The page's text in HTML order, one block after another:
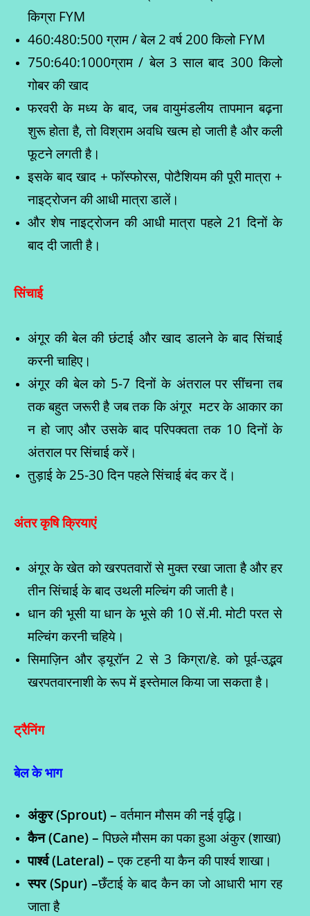
किग्रा FYM
460:480:500 ग्राम / बेल 2 वर्ष 200 किलो FYM
750:640:1000ग्राम / बेल 3 साल बाद 300 किलो
गोबर की खाद
फरवरी के मध्य के बाद, जब वायुमंडलीय तापमान बढ़ना
शुरू होता है, तो विश्राम अवधि खत्म हो जाती है और कली
फूटने लगती है।
इसके बाद खाद + फॉस्फोरस, पोटैशियम की पूरी मात्रा +
नाइट्रोजन की आधी मात्रा डालें।
और शेष नाइट्रोजन की आधी मात्रा पहले 21 दिनों के
बाद दी जाती है।
सिंचाई
अंगूर की बेल की छंटाई और खाद डालने के बाद सिंचाई
करनी चाहिए।
अंगूर की बेल को 5-7 दिनों के अंतराल पर सींचना तब
तक बहुत जरूरी है जब तक कि अंगूर मटर के आकार का
न हो जाए और उसके बाद परिपक्वता तक 10 दिनों के
अंतराल पर सिंचाई करें।
तुड़ाई के 25-30 दिन पहले सिंचाई बंद कर दें।
अंतर कृषि क्रियाएं
अंगूर के खेत को खरपतवारों से मुक्त रखा जाता है और हर
तीन सिंचाई के बाद उथली मल्चिंग की जाती है।
धान की भूसी या धान के भूसे की 10 सें.मी. मोटी परत से
मल्चिंग करनी चहिये।
सिमाज़िन और ड्यूरॉन 2 से 3 किग्रा/हे. को पूर्व-उद्भव
खरपतवारनाशी के रूप में इस्तेमाल किया जा सकता है।
ट्रैनिंग
बेल के भाग
अंकुर (Sprout) –वर्तमान मौसम की नई वृद्धि।
कैन (Cane) –पिछले मौसम का पका हुआ अंकुर (शाखा)
पार्श्व (Lateral) – एक टहनी या कैन की पार्श्व शाखा।
स्पर (Spur) –छँटाई के बाद कैन का जो आधारी भाग रह
जाता है